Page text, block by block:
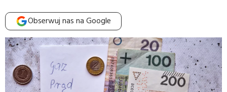
Obserwuj nas na Google